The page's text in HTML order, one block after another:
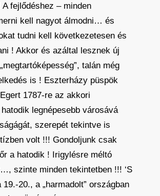
fejlődéshez – minden
kell nagyot álmodni… és
tudni kell következetesen és
! Akkor és azáltal lesznek új
talán még
is ! Eszterházy püspök
1787-re az akkori
legnépesebb városává
szerepét tekintve is
volt !!! Gondoljunk csak
a hatodik ! Irigylésre méltó
szinte minden tekintetben !!! ‘S
19.-20., a „harmadolt” országban